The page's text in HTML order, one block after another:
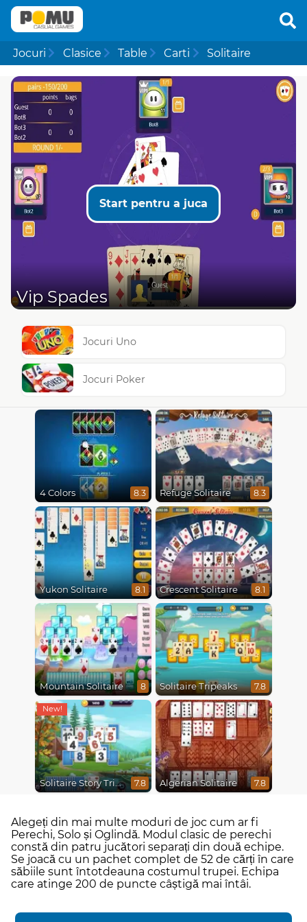
Jocuri Clasice Table Carti Solitaire
Start pentru a juca
Vip Spades
Jocuri Uno
Jocuri Poker
4 Colors 8.3 Refuge Solitaire 8.3
Yukon Solitaire 8.1 Crescent Solitaire 8.1
Mountain Solitaire 8 Solitaire Tripeaks 7.8
Solitaire Story Tripeaks 4 7.8 Algerian Solitaire 7.8
Alegeți din mai multe moduri de joc cum ar fi
Perechi, Solo și Oglindă. Modul clasic de perechi
constă din patru jucători separați din două echipe.
Se joacă cu un pachet complet de 52 de cărți în care
săbiile sunt întotdeauna costumul trupei. Echipa
care atinge 200 de puncte câștigă mai întâi.